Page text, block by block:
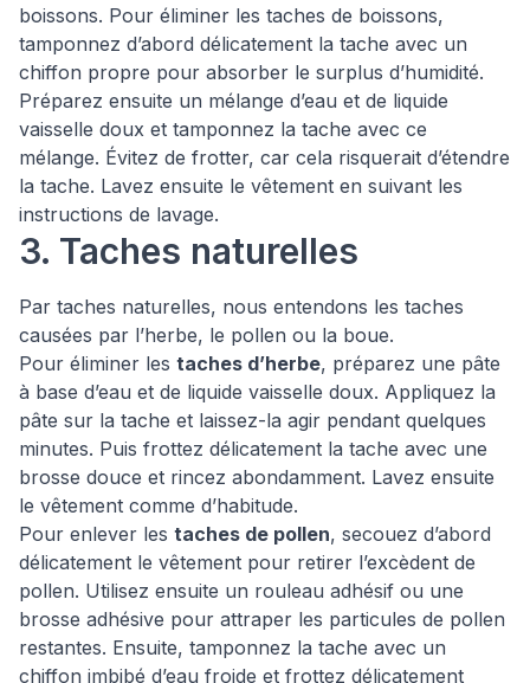
boissons. Pour éliminer les taches de boissons,
tamponnez d’abord délicatement la tache avec un
chiffon propre pour absorber le surplus d’humidité.
Préparez ensuite un mélange d’eau et de liquide
vaisselle doux et tamponnez la tache avec ce
mélange. Évitez de frotter, car cela risquerait d’étendre
la tache. Lavez ensuite le vêtement en suivant les
instructions de lavage.
3. Taches naturelles
Par taches naturelles, nous entendons les taches
causées par l’herbe, le pollen ou la boue.
Pour éliminer les taches d’herbe, préparez une pâte
à base d’eau et de liquide vaisselle doux. Appliquez la
pâte sur la tache et laissez-la agir pendant quelques
minutes. Puis frottez délicatement la tache avec une
brosse douce et rincez abondamment. Lavez ensuite
le vêtement comme d’habitude.
Pour enlever les taches de pollen, secouez d’abord
délicatement le vêtement pour retirer l’excèdent de
pollen. Utilisez ensuite un rouleau adhésif ou une
brosse adhésive pour attraper les particules de pollen
restantes. Ensuite, tamponnez la tache avec un
chiffon imbibé d’eau froide et frottez délicatement